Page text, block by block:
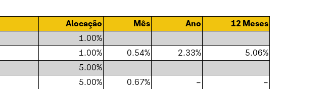
Alocação Mês Ano
12 Meses
1.00%
1.00% 0.54% 2.33%
5.06%
5.00%
5.00% 0.67% –
–